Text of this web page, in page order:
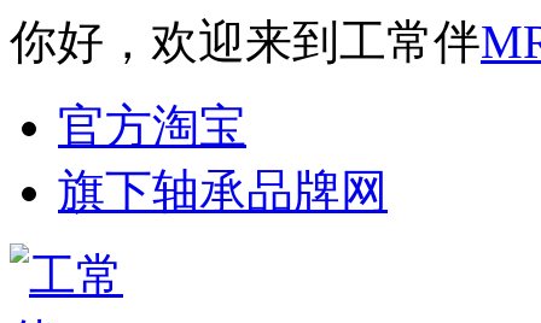
你好，欢迎来到工常伴
官方淘宝
旗下轴承品牌网